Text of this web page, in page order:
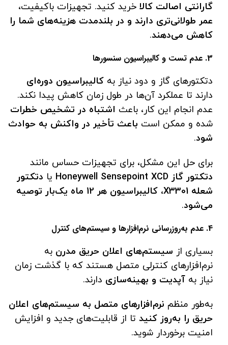
گارانتی اصالت کالا خرید کنید. تجهیزات باکیفیت،
عمر طولانی‌تری دارند و در بلندمدت هزینه‌های شما را
کاهش می‌دهند.
3. عدم تست و کالیبراسیون سنسورها
دتکتورهای گاز و دود نیاز به کالیبراسیون دوره‌ای
دارند تا عملکرد آن‌ها در طول زمان کاهش پیدا نکند.
عدم انجام این کار، باعث اشتباه در تشخیص خطرات
شده و ممکن است باعث تأخیر در واکنش به حوادث
شود.
برای حل این مشکل، برای تجهیزات حساس مانند
دتکتور گاز
یا دتکتور
شعله
،
کالیبراسیون هر 12 ماه یک‌بار توصیه
می‌شود.
4. عدم به‌روزرسانی نرم‌افزارها و سیستم‌های کنترل
بسیاری از سیستم‌های اعلان حریق مدرن به
نرم‌افزارهای کنترلی متصل هستند که با گذشت زمان
نیاز به آپدیت و بهینه‌سازی دارند.
به‌طور منظم نرم‌افزارهای متصل به سیستم‌های اعلان
حریق را به‌روز کنید تا از قابلیت‌های جدید و افزایش
امنیت برخوردار شوید.